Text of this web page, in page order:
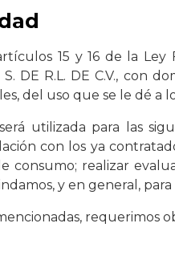
Lambrín WPC Exterior
Piso Laminado Clásico
15 y 16 de la
S. DE R.L. DE C.V., con
del uso que se le dé a
utilizada para las
con los ya
consumo; realizar
y en general,
requerimos